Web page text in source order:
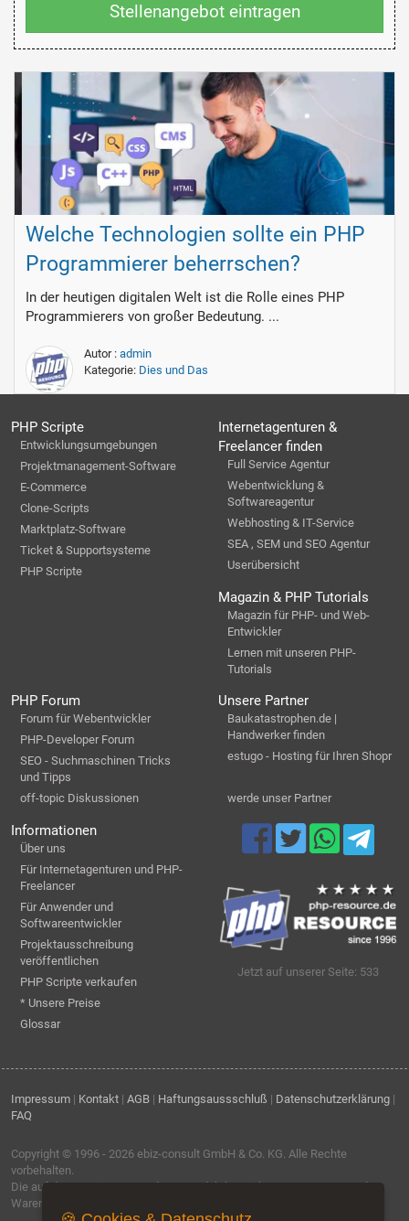
Stellenangebot eintragen
Welche Technologien sollte ein PHP
Programmierer beherrschen?
In der heutigen digitalen Welt ist die Rolle eines PHP
Programmierers von großer Bedeutung. ...
Autor : admin
Kategorie: Dies und Das
PHP Scripte
Entwicklungsumgebungen
Projektmanagement-Software
E-Commerce
Clone-Scripts
Marktplatz-Software
Ticket & Supportsysteme
PHP Scripte
Internetagenturen &
Freelancer finden
Full Service Agentur
Webentwicklung &
Softwareagentur
Webhosting & IT-Service
SEA , SEM und SEO Agentur
Userübersicht
Magazin & PHP Tutorials
Magazin für PHP- und Web-
Entwickler
Lernen mit unseren PHP-
Tutorials
PHP Forum
Forum für Webentwickler
PHP-Developer Forum
SEO - Suchmaschinen Tricks
und Tipps
off-topic Diskussionen
Unsere Partner
Baukatastrophen.de |
Handwerker finden
estugo - Hosting für Ihren Shopr
werde unser Partner
Informationen
Über uns
Für Internetagenturen und PHP-
Freelancer
Für Anwender und
Softwareentwickler
Projektausschreibung
veröffentlichen
PHP Scripte verkaufen
* Unsere Preise
Glossar
Jetzt auf unserer Seite: 533
Impressum | Kontakt | AGB | Haftungsaussschluß | Datenschutzerklärung |
FAQ
Copyright © 1996 - 2026 ebiz-consult GmbH & Co. KG. Alle Rechte
vorbehalten.
Die auf dieser Seite verwendeten Produktbezeichnungen, Namen und
Warenzeichen sind Eigentum der jeweiligen Firmen.